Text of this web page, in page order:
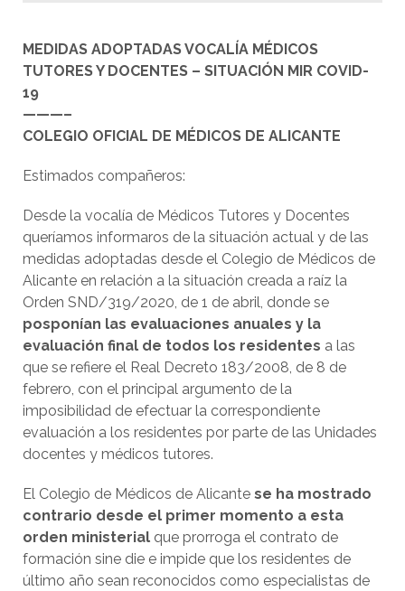
MEDIDAS ADOPTADAS VOCALÍA MÉDICOS
TUTORES Y DOCENTES – SITUACIÓN MIR COVID-
19
———–
COLEGIO OFICIAL DE MÉDICOS DE ALICANTE
Estimados compañeros:
Desde la vocalía de Médicos Tutores y Docentes
queríamos informaros de la situación actual y de las
medidas adoptadas desde el Colegio de Médicos de
Alicante en relación a la situación creada a raíz la
Orden SND/319/2020, de 1 de abril, donde se
posponían las evaluaciones anuales y la
evaluación final de todos los residentes a las
que se refiere el Real Decreto 183/2008, de 8 de
febrero, con el principal argumento de la
imposibilidad de efectuar la correspondiente
evaluación a los residentes por parte de las Unidades
docentes y médicos tutores.
El Colegio de Médicos de Alicante se ha mostrado
contrario desde el primer momento a esta
orden ministerial que prorroga el contrato de
formación sine die e impide que los residentes de
último año sean reconocidos como especialistas de